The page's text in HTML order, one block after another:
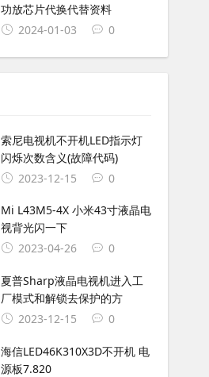
功放芯片代换代替资料
2024-01-03
0
索尼电视机不开机LED指示灯
闪烁次数含义(故障代码)
2023-12-15
0
Mi L43M5-4X 小米43寸液晶电
视背光闪一下
2023-04-26
0
夏普Sharp液晶电视机进入工
厂模式和解锁去保护的方
2023-12-15
0
海信LED46K310X3D不开机 电
源板7.820